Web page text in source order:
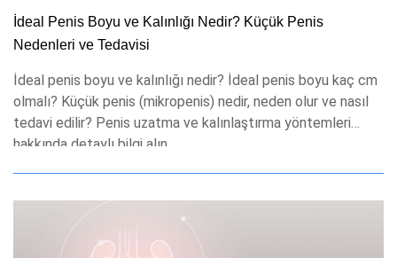
İdeal Penis Boyu ve Kalınlığı Nedir? Küçük Penis
Nedenleri ve Tedavisi
İdeal penis boyu ve kalınlığı nedir? İdeal penis boyu kaç cm
olmalı? Küçük penis (mikropenis) nedir, neden olur ve nasıl
tedavi edilir? Penis uzatma ve kalınlaştırma yöntemleri
hakkında detaylı bilgi alın.